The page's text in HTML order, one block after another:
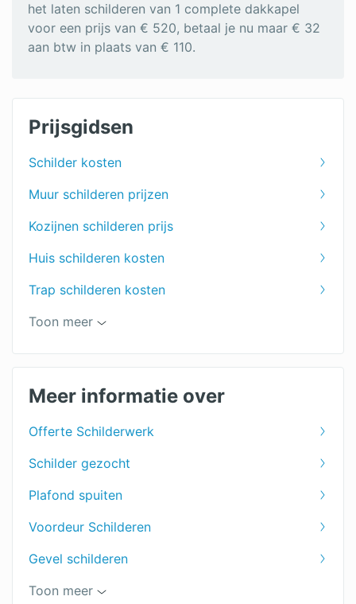
het laten schilderen van 1 complete dakkapel
voor een prijs van € 520, betaal je nu maar € 32
aan btw in plaats van € 110.
Prijsgidsen
Schilder kosten
Muur schilderen prijzen
Kozijnen schilderen prijs
Huis schilderen kosten
Trap schilderen kosten
Kosten winterschilder
Wat kost een schilder?
Plafond schilderen kosten
Toon meer
Meer informatie over
Offerte Schilderwerk
Schilder gezocht
Plafond spuiten
Voordeur Schilderen
Gevel schilderen
Plafond in de badkamer verven
Toon meer